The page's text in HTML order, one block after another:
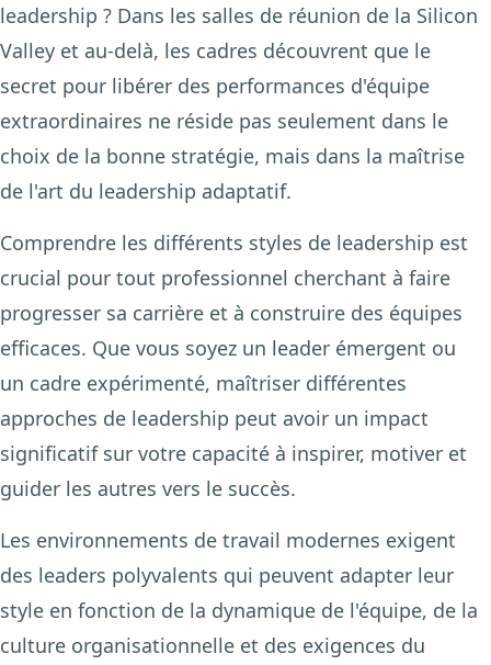
leadership ? Dans les salles de réunion de la Silicon
Valley et au-delà, les cadres découvrent que le
secret pour libérer des performances d'équipe
extraordinaires ne réside pas seulement dans le
choix de la bonne stratégie, mais dans la maîtrise
de l'art du leadership adaptatif.
Comprendre les différents styles de leadership est
crucial pour tout professionnel cherchant à faire
progresser sa carrière et à construire des équipes
efficaces. Que vous soyez un leader émergent ou
un cadre expérimenté, maîtriser différentes
approches de leadership peut avoir un impact
significatif sur votre capacité à inspirer, motiver et
guider les autres vers le succès.
Les environnements de travail modernes exigent
des leaders polyvalents qui peuvent adapter leur
style en fonction de la dynamique de l'équipe, de la
culture organisationnelle et des exigences du